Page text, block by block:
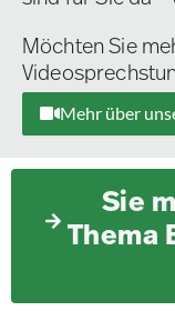
Möchten Sie
Mehr über
Sie
Thema